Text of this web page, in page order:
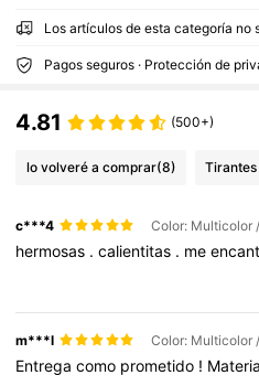
Los artículos de esta categoría no
Pagos seguros · Protección de
4.81 (500+)
lo volveré a comprar(8)
c***4
hermosas .calientitas . me
m***l
Entregacomo prometido !